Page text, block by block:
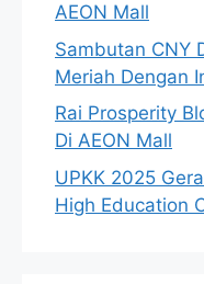
AEON Mall
Sambutan CNY
Meriah Dengan
Rai Prosperity
Di AEON Mall
UPKK 2025
High Education